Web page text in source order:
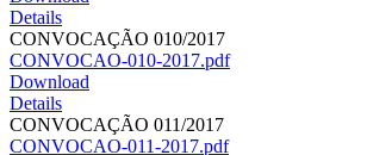
Details
CONVOCAÇÃO 010/2017
CONVOCAO-010-2017.pdf
Download
Details
CONVOCAÇÃO 011/2017
CONVOCAO-011-2017.pdf